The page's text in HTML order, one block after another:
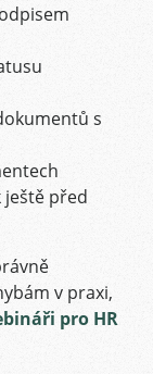
s
před
v praxi,
pro HR